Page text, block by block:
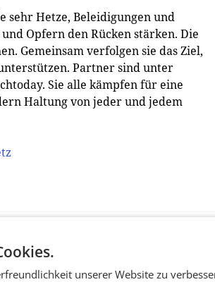
sehr Hetze, Beleidigungen und
Opfern den Rücken stärken. Die
Gemeinsam verfolgen sie das Ziel,
Partner sind unter
Sie alle kämpfen für eine
Haltung von jeder und jedem
unserer Website zu